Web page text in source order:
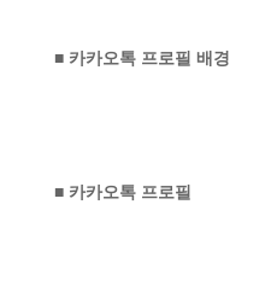
■ 카카오톡 프로필 배경
■ 카카오톡 프로필